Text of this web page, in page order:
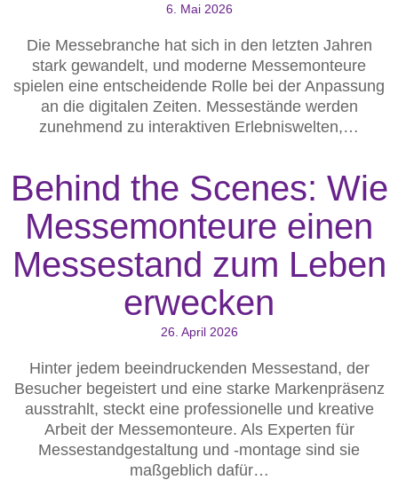
6. Mai 2026
Die Messebranche hat sich in den letzten Jahren
stark gewandelt, und moderne Messemonteure
spielen eine entscheidende Rolle bei der Anpassung
an die digitalen Zeiten. Messestände werden
zunehmend zu interaktiven Erlebniswelten,…
Behind the Scenes: Wie
Messemonteure einen
Messestand zum Leben
erwecken
26. April 2026
Hinter jedem beeindruckenden Messestand, der
Besucher begeistert und eine starke Markenpräsenz
ausstrahlt, steckt eine professionelle und kreative
Arbeit der Messemonteure. Als Experten für
Messestandgestaltung und -montage sind sie
maßgeblich dafür…